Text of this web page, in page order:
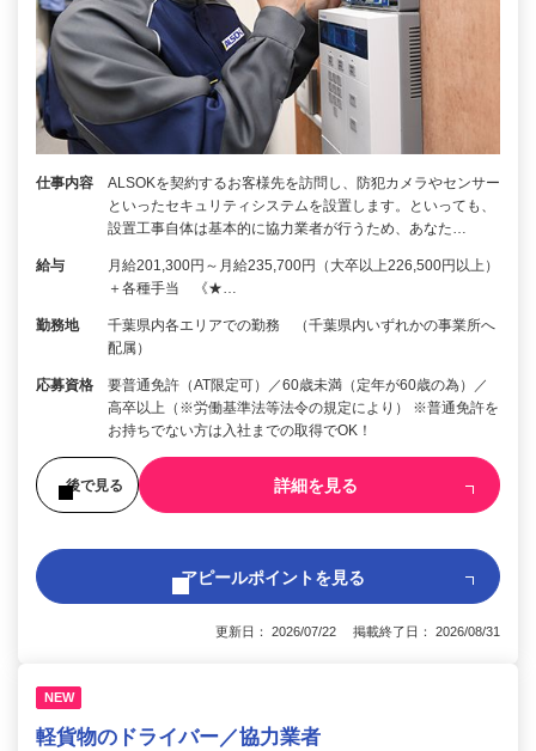
仕事内容
ALSOKを契約するお客様先を訪問し、防犯カメラやセンサー
といったセキュリティシステムを設置します。といっても、
設置工事自体は基本的に協力業者が行うため、あなた…
給与
月給201,300円～月給235,700円（大卒以上226,500円以上）
＋各種手当 《★…
勤務地
千葉県内各エリアでの勤務 （千葉県内いずれかの事業所へ
配属）
応募資格
要普通免許（AT限定可）／60歳未満（定年が60歳の為）／
高卒以上（※労働基準法等法令の規定により） ※普通免許を
お持ちでない方は入社までの取得でOK！
後で見る 詳細を見る
アピールポイントを見る
更新日： 2026/07/22 掲載終了日： 2026/08/31
NEW
軽貨物のドライバー／協力業者